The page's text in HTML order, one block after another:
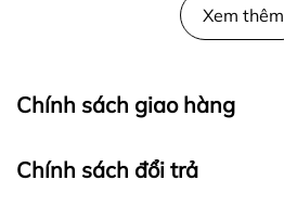
Xem thêm
Chính sách giao hàng
I. GIAO HÀNG TIÊU CHUẨN
Chính sách đổi trả